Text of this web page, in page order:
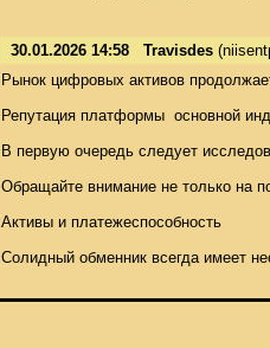
30.01.2026 14:58 Travisdes
Рынок цифровых активов
Репутация платформы  основной
В первую очередь следует
Обращайте внимание не только на
Активы и платежеспособность
Солидный обменник всегда имеет